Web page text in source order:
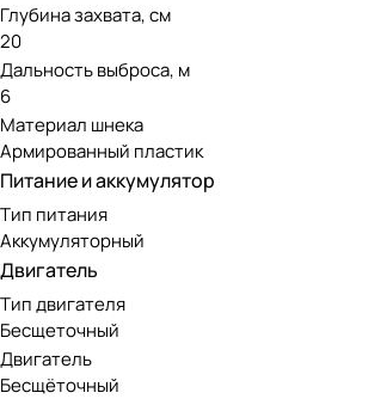
Глубина захвата, см
20
Дальность выброса, м
6
Материал шнека
Армированный пластик
Питание и аккумулятор
Тип питания
Аккумуляторный
Двигатель
Тип двигателя
Бесщеточный
Двигатель
Бесщёточный